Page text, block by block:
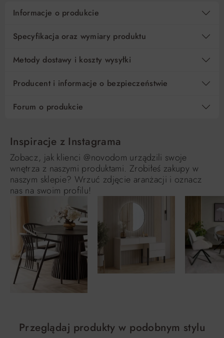
Regulamin
Informacje o produkcie
Specyfikacja oraz wymiary produktu
Metody dostawy i koszty wysyłki
Producent i informacje o bezpieczeństwie
Forum o produkcie
Inspiracje z Instagrama
Zobacz, jak klienci @novodom urządzili swoje
wnętrza z naszymi produktami. Zrobiłeś zakupy w
naszym sklepie? Wrzuć zdjęcie aranżacji i oznacz
nas na swoim profilu!
Przeglądaj produkty w podobnym stylu